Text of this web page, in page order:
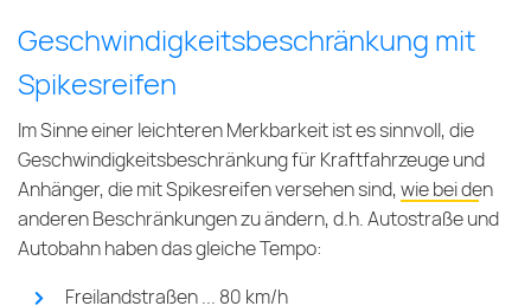
Geschwin­dig­keits­beschränk­ung mit
Spikesreifen
Im Sinne einer leichteren Merkbarkeit ist es sinnvoll, die
Geschwindigkeitsbeschränkung für Kraftfahrzeuge und
Anhänger, die mit Spikesreifen versehen sind,wie bei den
anderen Beschränkungenzu ändern, d.h. Autostraße und
Autobahn haben das gleiche Tempo:
Freilandstraßen ... 80 km/h